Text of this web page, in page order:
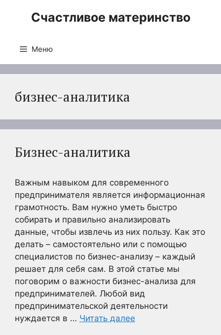
Счастливое материнство
Меню
бизнес-аналитика
Бизнес-аналитика
Важным навыком для современного
предпринимателя является информационная
грамотность. Вам нужно уметь быстро
собирать и правильно анализировать
данные, чтобы извлечь из них пользу. Как это
делать – самостоятельно или с помощью
специалистов по бизнес-анализу – каждый
решает для себя сам. В этой статье мы
поговорим о важности бизнес-анализа для
предпринимателей. Любой вид
предпринимательской деятельности
нуждается в … Читать далее